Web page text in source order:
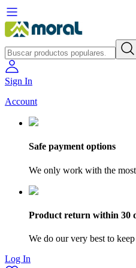
Sign In
Account
Safe payment options
We only work with the most
Product return within 30
We do our very best to
Log In